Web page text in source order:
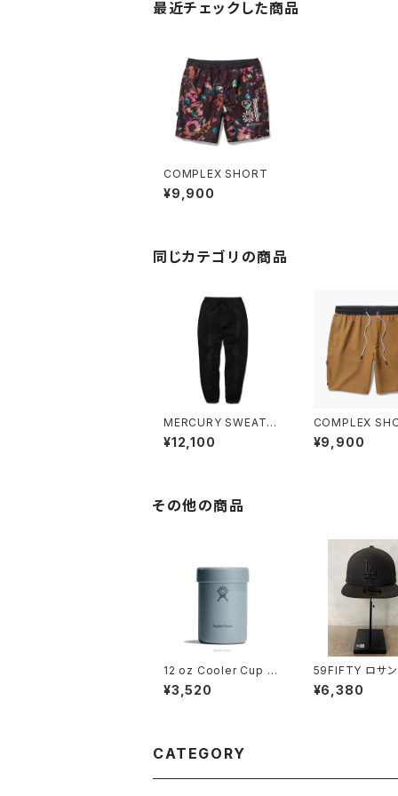
最近チェックした商品
COMPLEX SHORT
¥9,900
同じカテゴリの商品
MERCURY SWEATP
ANT
¥12,100
COMPLEX
¥9,900
その他の商品
12 oz Cooler Cup S
hale Gray
¥3,520
59FIFTY ロサ
ス・ドジャース ブ
× ブラック
¥6,380
CATEGORY